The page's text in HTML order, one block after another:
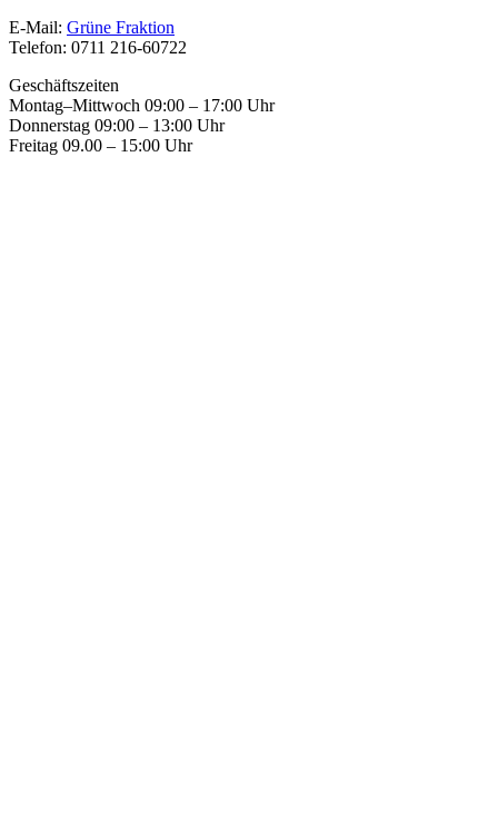
E-Mail: Grüne Fraktion
Telefon: 0711 216-60722
Geschäftszeiten
Montag–Mittwoch 09:00 – 17:00 Uhr
Donnerstag 09:00 – 13:00 Uhr
Freitag 09.00 – 15:00 Uhr